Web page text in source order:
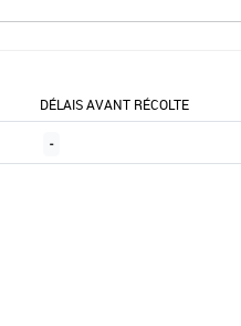
DÉLAIS AVANT RÉCOLTE
-